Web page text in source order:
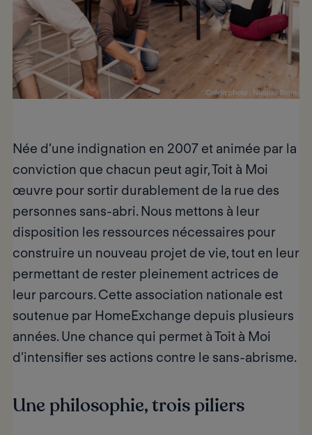
Née d’une indignation en 2007 et animée par la
conviction que chacun peut agir, Toit à Moi
œuvre pour sortir durablement de la rue des
personnes sans-abri. Nous mettons à leur
disposition les ressources nécessaires pour
construire un nouveau projet de vie, tout en leur
permettant de rester pleinement actrices de
leur parcours. Cette association nationale est
soutenue par HomeExchange depuis plusieurs
années. Une chance qui permet à Toit à Moi
d’intensifier ses actions contre le sans-abrisme.
Une philosophie, trois piliers